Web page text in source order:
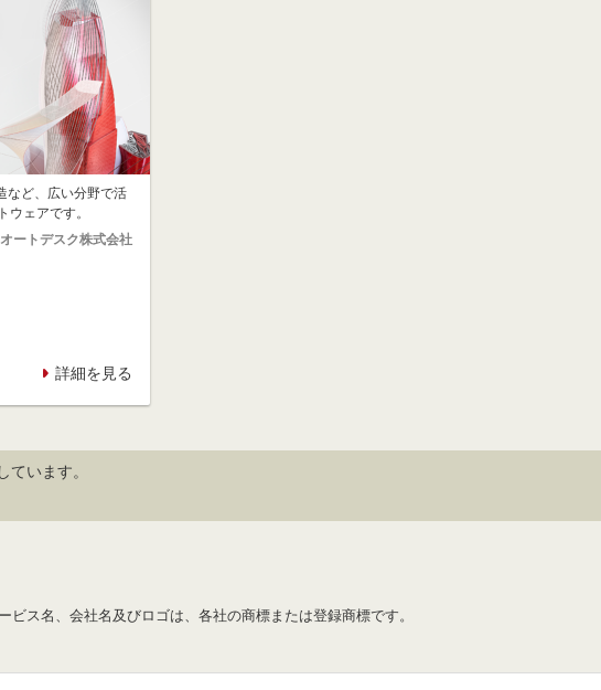
など、広い分野で活
ウェアです。
オートデスク株式会社
詳細を見る
ています。
ビス名、会社名及びロゴは、各社の商標または登録商標です。